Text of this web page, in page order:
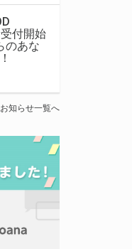
付開始
のあな
お知らせ一覧へ